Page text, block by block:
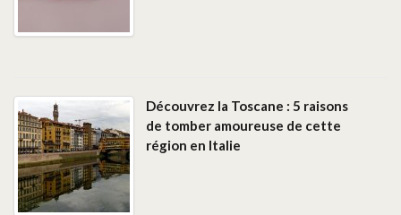
Découvrez la Toscane : 5 raisons
de tomber amoureuse de cette
région en Italie